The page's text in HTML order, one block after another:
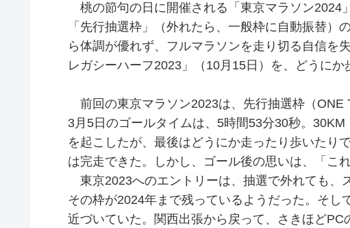
桃の節句の日に開催される「東京マラソン2024
「先行抽選枠」（外れたら、一般枠に自動振替
ら体調が優れず、フルマラソンを走り切る自信を
レガシーハーフ2023」（10月15日）を、どうにか
前回の東京マラソン2023は、先行抽選枠（ONE
3月5日のゴールタイムは、5時間53分30秒。
を起こしたが、最後はどうにか走ったり歩いたり
は完走できた。しかし、ゴール後の思いは、「こ
東京2023へのエントリーは、抽選で外れても、
その枠が2024年まで残っているようだった。そ
近づいていた。関西出張から戻って、さきほど